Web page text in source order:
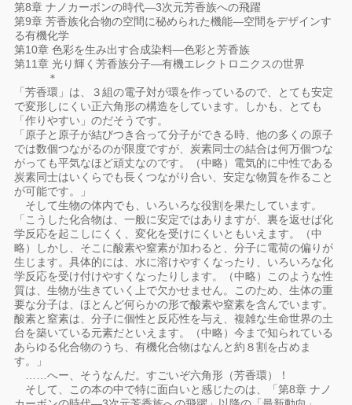
第8章 ナノカーボンの時代―3次元芳香族への飛躍
第9章 芳香族化合物の空間に秘められた機能―空間をデザインす
る有機化学
第10章 色彩を生み出す合成染料―色彩と芳香族
第11章 光り輝く芳香族分子―有機エレクトロニクスの世界
＊
「芳香環」は、３組の電子対が環を作っているので、とても安定
で変形しにくい正六角形の構造をしています。しかも、とても
「作りやすい」のだそうです。
「原子と原子が結びつき合って分子ができる時、他の多くの原子
では数個つながるのが限度ですが、炭素同士の結合は何万個つな
がっても平気なほど頑丈なのです。（中略）電気的に中性である
炭素同士はいくらでも長くつながり合い、安定な物質を作ること
が可能です。」
そして生物の体内でも、いろいろな役割を果たしています。
「こうした化合物は、一般に安定ではありますが、裏を返せば化
学反応を起こしにくく、変化を受けにくいともいえます。（中
略）しかし、そこに酸素や窒素が加わると、分子に電荷の偏りが
生じます。具体的には、水に溶けやすくなったり、いろいろな化
学反応を受け付けやすくなったりします。（中略）このような性
質は、生物が生きていく上で欠かせません。このため、生体の重
要な分子は、ほとんど何らかの形で酸素や窒素を含んでいます。
酸素と窒素は、分子に個性と反応性を与え、複雑な生命世界の土
台を築いている元素だといえます。（中略）今まで知られている
あらゆる化合物のうち、有機化合物はなんと約８割を占めま
す。」
……へー、そうなんだ。すごいぞ六角形（芳香環）！
そして、この本の中で特に面白いと感じたのは、「第8章 ナノ